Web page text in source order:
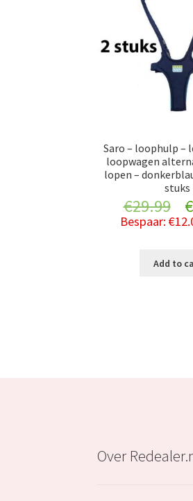
Saro – loophulp –
loopwagen
lopen –
stuks
€29.99 €
Bespaar: €
Add to
Over